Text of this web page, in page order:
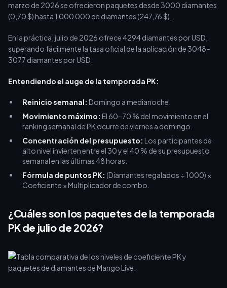
marzo de 2026 se ofrecieron paquetes desde 3000 diamantes
(0,70 $) hasta 1 000 000 de diamantes (247,76 $).
En la práctica, julio de 2026 ofrece 4294 diamantes por USD,
superando fácilmente la tasa oficial de la aplicación de 3048–
3077 diamantes por USD.
Entendiendo el auge de la temporada PK:
Reinicio semanal: Domingo a medianoche.
Movimiento máximo: El 60–70 % del movimiento en el
ranking semanal de PK ocurre de viernes a domingo.
Concentración del presupuesto: Los participantes de
alto nivel invierten entre el 30 y el 40 % de su presupuesto
semanal en las últimas 48 horas.
Fórmula de puntos PK: (Diamantes regalados ÷ 1000) ×
Coeficiente × Multiplicador de combo.
¿Cuáles son los paquetes de la temporada
PK de julio de 2026?